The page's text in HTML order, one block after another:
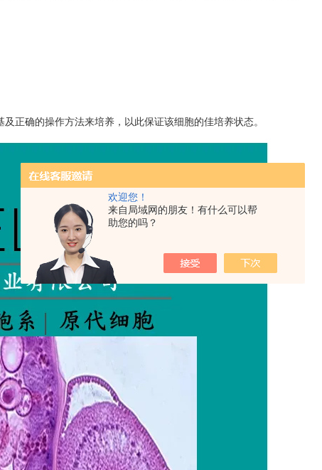
欢迎您！
来自局域网的朋友！有什么可以帮
助您的吗？
正确的操作方法来培养，以此保证该细胞的佳培养状态。